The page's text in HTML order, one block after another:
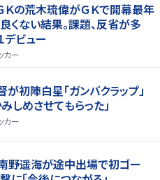
Ｋの荒木琉偉がＧＫで開幕最年
くない結果。課題、反省が多
デビュー
カー
が初陣白星「ガンバクラップ」
しめさせてもらった」
カー
野遥海が途中出場で初ゴー